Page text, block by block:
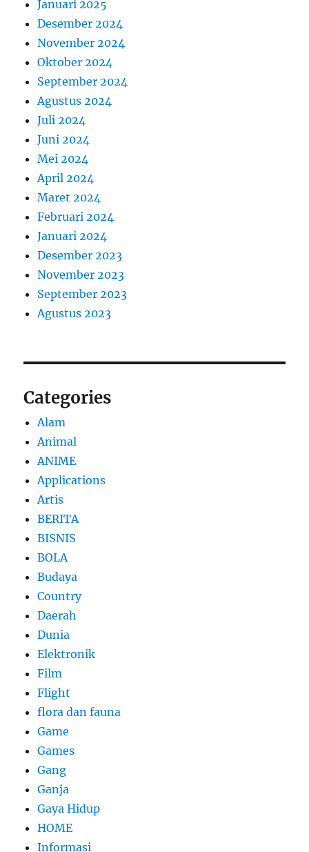
Januari 2025
Desember 2024
November 2024
Oktober 2024
September 2024
Agustus 2024
Juli 2024
Juni 2024
Mei 2024
April 2024
Maret 2024
Februari 2024
Januari 2024
Desember 2023
November 2023
September 2023
Agustus 2023
Categories
Alam
Animal
ANIME
Applications
Artis
BERITA
BISNIS
BOLA
Budaya
Country
Daerah
Dunia
Elektronik
Film
Flight
flora dan fauna
Game
Games
Gang
Ganja
Gaya Hidup
HOME
Informasi